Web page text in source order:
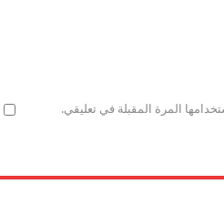
المرة المقبلة في تعليقي.